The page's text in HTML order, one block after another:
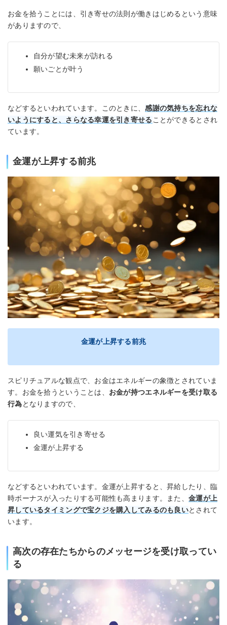
お金を拾うことには、引き寄せの法則が働きはじめるという意味
がありますので、
自分が望む未来が訪れる
願いごとが叶う
などするといわれています。このときに、感謝の気持ちを忘れな
いようにすると、さらなる幸運を引き寄せることができるとされ
ています。
金運が上昇する前兆
金運が上昇する前兆
スピリチュアルな観点で、お金はエネルギーの象徴とされていま
す。お金を拾うということは、 お金が持つエネルギーを受け取る
行為となりますので、
良い運気を引き寄せる
金運が上昇する
などするといわれています。金運が上昇すると、昇給したり、臨
時ボーナスが入ったりする可能性も高まります。また、 金運が上
昇しているタイミングで宝クジを購入してみるのも良いとされて
います。
高次の存在たちからのメッセージを受け取ってい
る